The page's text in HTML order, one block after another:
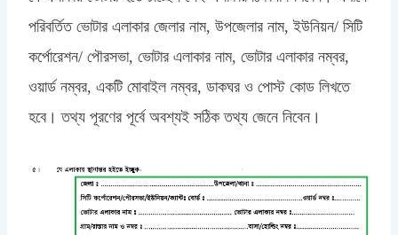
পরিবর্তিত ভোটার এলাকার জেলার নাম, উপজেলার নাম, ইউনিয়ন/ সিটি
কর্পোরেশন/ পৌরসভা, ভোটার এলাকার নাম, ভোটার এলাকার নম্বর,
ওয়ার্ড নম্বর, একটি মোবাইল নম্বর, ডাকঘর ও পোস্ট কোড লিখতে
হবে। তথ্য পূরণের পূর্বে অবশ্যই সঠিক তথ্য জেনে নিবেন।